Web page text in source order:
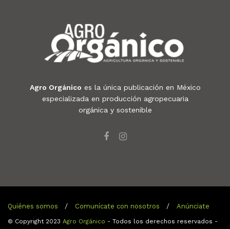
Agro Orgánico es la única publicación en México
especializada en producción agropecuaria
orgánica y sostenible
Quiénes somos Comunícate con nosotros Anúnciate
© Copyright 2023 Agro Orgánico - Todos los derechos reservados -